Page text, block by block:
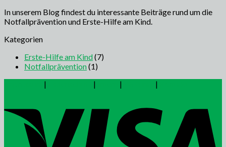
In unserem Blog findest du interessante Beiträge rund um die
Notfallprävention und Erste-Hilfe am Kind.
Kategorien
Erste-Hilfe am Kind(7)
Notfallprävention(1)
| | | |